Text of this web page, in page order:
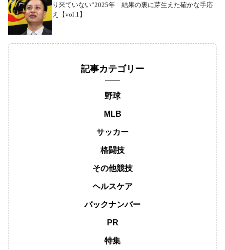
り来ていない”2025年 結果の裏に芽生えた確かな手応
え【vol.1】
記事カテゴリー
野球
MLB
サッカー
格闘技
その他競技
ヘルスケア
バックナンバー
PR
特集